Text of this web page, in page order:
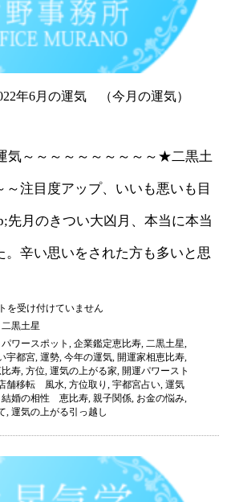
年6月の運気 （今月の運気）
気～～～～～～～～～～★二黒土
～注目度アップ、いいも悪いも目
先月のきつい大凶月、本当に本当
。辛い思いをされた方も多いと思
を受け付けていません
二黒土星
パワースポット 企業鑑定恵比寿 二黒土星
宇都宮 運勢 今年の運気 開運家相恵比寿
寿 方位 運気の上がる家 開運パワースト
舗移転 風水 方位取り 宇都宮占い 運気
結婚の相性 恵比寿 親子関係 お金の悩み
運気の上がる引っ越し